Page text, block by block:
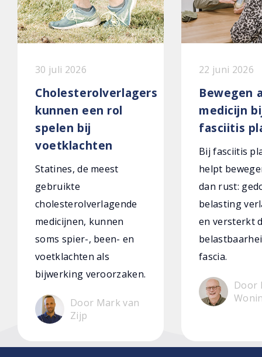
30 juli 2026
Cholesterolverlagers
kunnen een rol
spelen bij
voetklachten
Statines, de meest
gebruikte
cholesterolverlagende
medicijnen, kunnen
soms spier-, been- en
voetklachten als
bijwerking veroorzaken.
Door Mark van
Zijp
22 juni 2026
Bewegen
medicijn
fasciitis
Bij fasciitis
helpt
dan rust:
belasting
en versterkt
fascia.
Door